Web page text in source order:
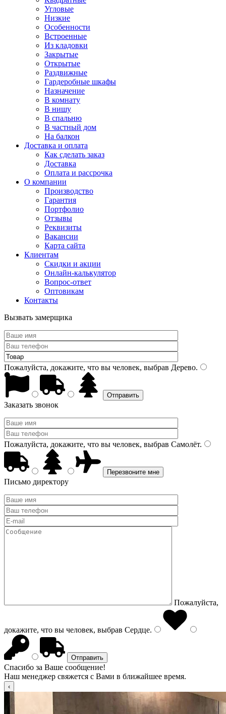
Угловые
Низкие
Особенности
Встроенные
Из кладовки
Закрытые
Открытые
Раздвижные
Гардеробные шкафы
Назначение
В комнату
В нишу
В спальню
В частный дом
На балкон
Доставка и оплата
Как сделать заказ
Доставка
Оплата и рассрочка
О компании
Производство
Гарантия
Портфолио
Отзывы
Реквизиты
Вакансии
Карта сайта
Клиентам
Скидки и акции
Онлайн-калькулятор
Вопрос-ответ
Оптовикам
Контакты
Вызвать замерщика
Пожалуйста, докажите, что вы человек, выбрав Дерево.
Заказать звонок
Пожалуйста, докажите, что вы человек, выбрав Самолёт.
Письмо директору
Пожалуйста,
докажите, что вы человек, выбрав Сердце.
Спасибо за Ваше сообщение!
Наш менеджер свяжется с Вами в ближайшее время.